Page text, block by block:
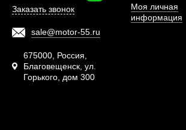
Заказать звонок
sale@motor-55.ru
675000, Россия,
Благовещенск, ул.
Горького, дом 300
Моя личная
информация